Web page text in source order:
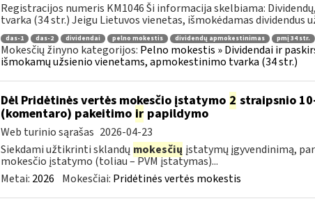
Registracijos numeris KM1046 Ši informacija skelbiama:
tvarka (34 str.) Jeigu Lietuvos vienetas, išmokėdamas dividendus
das-1 das-2 dividendai pelno mokestis dividendų apmokestinimas pmį 34 str.
Mokesčių žinyno kategorijos: Pelno mokestis » Dividendai ir
išmokamų užsienio vienetams, apmokestinimo tvarka (34 str.)
Dėl Pridėtinės vertės mokesčio įstatymo 2 straipsnio
(komentaro) pakeitimo irpapildymo
Web turinio sąrašas 2026-04-23
Siekdami užtikrinti sklandų mokesčių įstatymų įgyvendinimą,
mokesčio įstatymo (toliau – PVM įstatymas)...
Metai: 2026 Mokesčiai: Pridėtinės vertės mokestis